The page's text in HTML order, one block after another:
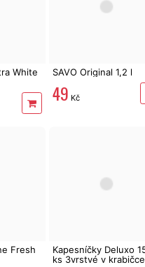
White
SAVO Original 1,2 l
49 Kč
Fresh
Kapesníčky Deluxo
ks 3vrstvé v